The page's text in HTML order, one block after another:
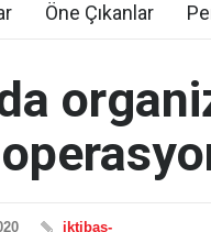
Öne Çıkanlar
iktibas-